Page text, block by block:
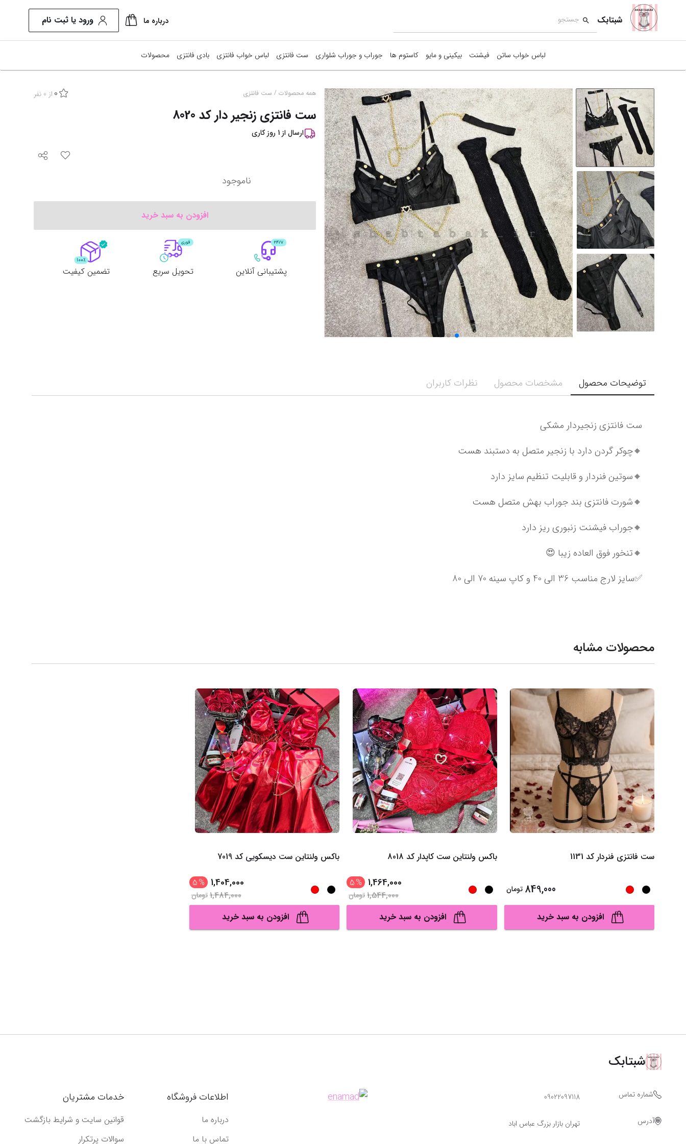
شبتابک درباره ما ورود یا ثبت نام
لباس خواب ساتن فیشنت بیکینی و مایو کاستوم ها جوراب و جوراب شلواری ست فانتزی لباس خواب فانتزی بادی فانتزی محصولات
همه محصولات / ست فانتزی 0 از 0 نفر
ست فانتزی زنجیر دار کد 8020
ارسال از 1 روز کاری
ناموجود
افزودن به سبد خرید
پشتیبانی آنلاین تحویل سریع تضمین کیفیت
توضیحات محصول مشخصات محصول نظرات کاربران
ست فانتزی زنجیردار مشکی
🔸چوکر گردن دارد با زنجیر متصل به دستبند هست
🔸سوتین فنردار و قابلیت تنظیم سایز دارد
🔸شورت فانتزی بند جوراب بهش متصل هست
🔸جوراب فیشنت زنبوری ریز دارد
🔸تنخور فوق العاده زیبا 😍
✅سایز لارج مناسب 36 الی 40 و کاپ سینه 70 الی 80
محصولات مشابه
ست فانتزی فنردار کد 1131
849,000 تومان
افزودن به سبد خرید
باکس ولنتاین ست کاپدار کد 8018
1,464,000
%
5
1,544,000تومان
افزودن به سبد خرید
باکس ولنتاین ست دیسکویی کد 7019
1,404,000
%
5
1,484,000تومان
افزودن به سبد خرید
شبتابک
شماره تماس 09022097118
آدرس تهران بازار بزرگ عباس اباد
اطلاعات فروشگاه
درباره ما
تماس با ما
خدمات مشتریان
قوانین سایت و شرایط بازگشت
سوالات پرتکرار